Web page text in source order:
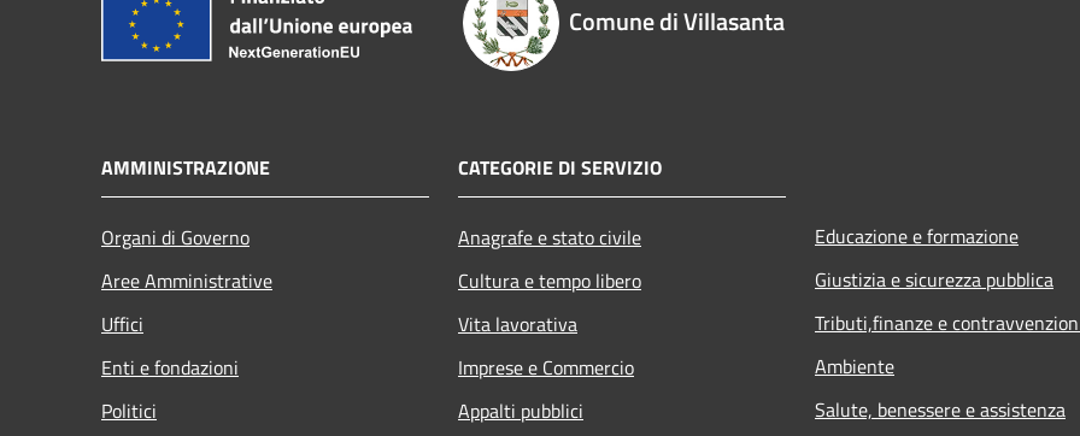
Comune di Villasanta
AMMINISTRAZIONE
Organi di Governo
Aree Amministrative
Uffici
Enti e fondazioni
Politici
CATEGORIE DI SERVIZIO
Anagrafe e stato civile
Cultura e tempo libero
Vita lavorativa
Imprese e Commercio
Appalti pubblici
Educazione e formazione
Giustizia e sicurezza pubblica
Tributi,finanze e
Ambiente
Salute, benessere e assistenza